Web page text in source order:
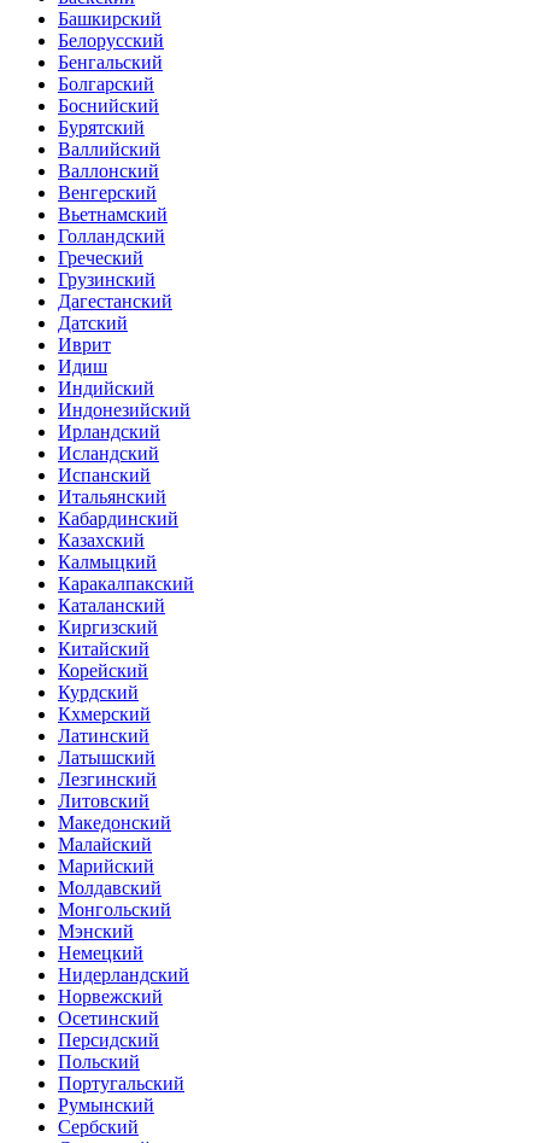
Башкирский
Белорусский
Бенгальский
Болгарский
Боснийский
Бурятский
Валлийский
Валлонский
Венгерский
Вьетнамский
Голландский
Греческий
Грузинский
Дагестанский
Датский
Иврит
Идиш
Индийский
Индонезийский
Ирландский
Исландский
Испанский
Итальянский
Кабардинский
Казахский
Калмыцкий
Каракалпакский
Каталанский
Киргизский
Китайский
Корейский
Курдский
Кхмерский
Латинский
Латышский
Лезгинский
Литовский
Македонский
Малайский
Марийский
Молдавский
Монгольский
Мэнский
Немецкий
Нидерландский
Норвежский
Осетинский
Персидский
Польский
Португальский
Румынский
Сербский